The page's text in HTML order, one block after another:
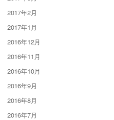
2017年2月
2017年1月
2016年12月
2016年11月
2016年10月
2016年9月
2016年8月
2016年7月